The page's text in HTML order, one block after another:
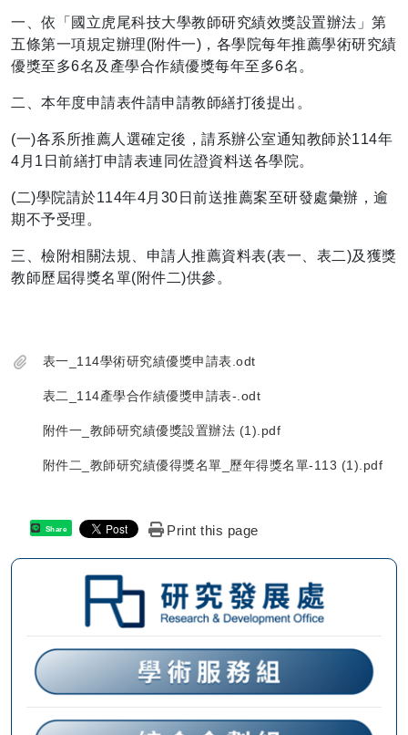
一、依「國立虎尾科技大學教師研究績效獎設置辦法」第
五條第一項規定辦理(附件一)，各學院每年推薦學術研究績
優獎至多6名及產學合作績優獎每年至多6名。
二、本年度申請表件請申請教師繕打後提出。
(一)各系所推薦人選確定後，請系辦公室通知教師於114年
4月1日前繕打申請表連同佐證資料送各學院。
(二)學院請於114年4月30日前送推薦案至研發處彙辦，逾
期不予受理。
三、檢附相關法規、申請人推薦資料表(表一、表二)及獲獎
教師歷屆得獎名單(附件二)供參。
表一_114學術研究績優獎申請表.odt
表二_114產學合作績優獎申請表-.odt
附件一_教師研究績優獎設置辦法 (1).pdf
附件二_教師研究績優得獎名單_歷年得獎名單-113 (1).pdf
Share Print this page